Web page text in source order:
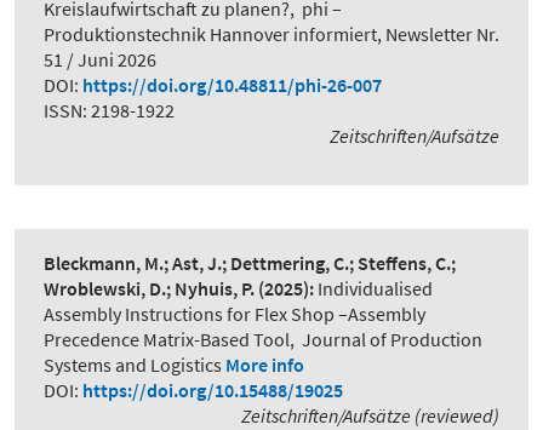
Kreislaufwirtschaft zu planen?, phi –
Produktionstechnik Hannover informiert, Newsletter Nr.
51 / Juni 2026
DOI: https://doi.org/10.48811/phi-26-007
ISSN: 2198-1922
Zeitschriften/Aufsätze
Bleckmann, M.; Ast, J.; Dettmering, C.; Steffens, C.;
Wroblewski, D.; Nyhuis, P. (2025): Individualised
Assembly Instructions for Flex Shop –Assembly
Precedence Matrix-Based Tool, Journal of Production
Systems and Logistics More info
DOI: https://doi.org/10.15488/19025
Zeitschriften/Aufsätze (reviewed)